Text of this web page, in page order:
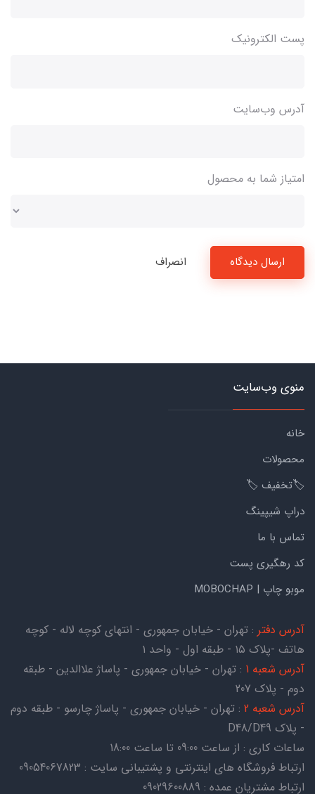
پست الکترونیک
آدرس وب‌سایت
امتیاز شما به محصول
ارسال دیدگاه انصراف
منوی وب‌سایت
خانه
محصولات
🏷️تخفیف 🏷️
دراپ شیپینگ
تماس با ما
کد رهگیری پست
موبو چاپ | MOBOCHAP
آدرس دفتر : تهران - خیابان جمهوری - انتهای کوچه لاله - کوچه
هاتف -پلاک ۱۵ - طبقه اول - واحد ۱
آدرس شعبه 1
: تهران - خیابان جمهوری - پاساژ علاالدین - طبقه
دوم - پلاک 207
آدرس شعبه 2
: تهران - خیابان جمهوری - پاساژ چارسو - طبقه دوم
- پلاک D48/D49
ساعات کاری : از ساعت 09:00 تا ساعت 18:00
ارتباط فروشگاه های اینترنتی و پشتیبانی سایت : 09054067823
ارتباط مشتریان عمده : 09029600889